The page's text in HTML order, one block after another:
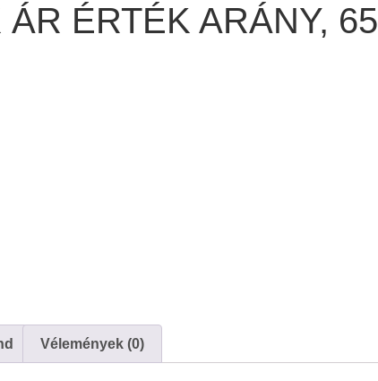
ÁR ÉRTÉK ARÁNY, 65
Vélemények (0)